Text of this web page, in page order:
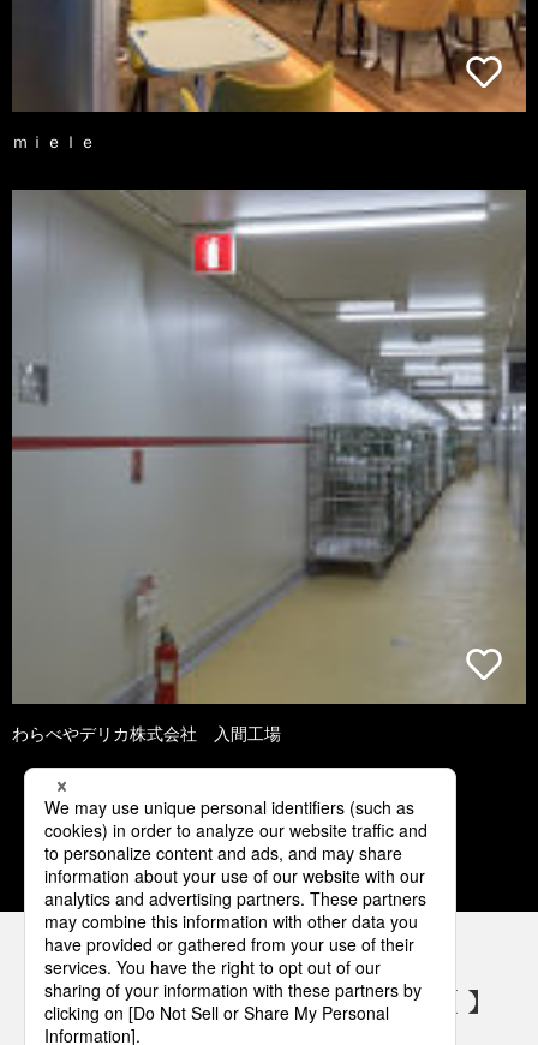
ｍｉｅｌｅ
わらべやデリカ株式会社 入間工場
1 2 3 4 5
パナソニックの電気設備 SNSアカウント